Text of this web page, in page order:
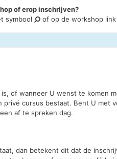
of erop inschrijven?
symbool
of op de workshop
of wanneer U wenst te komen
privé cursus bestaat. Bent U
af te spreken dag.
dan betekent dit dat de